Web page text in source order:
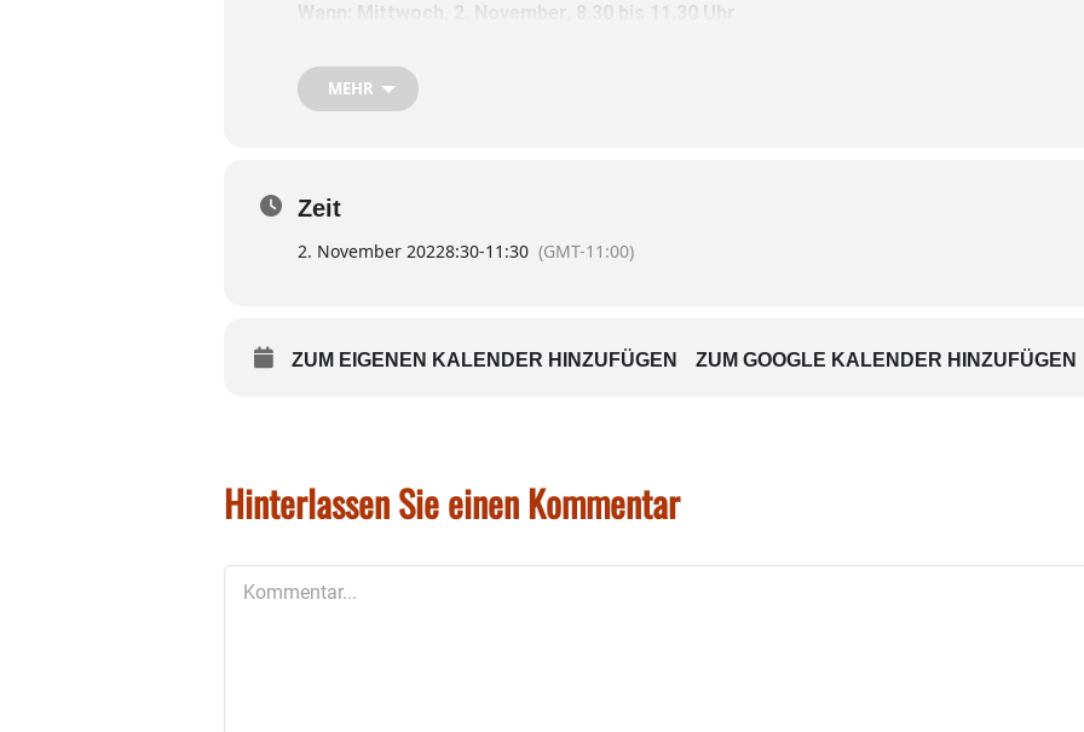
Wann: Mittwoch, 2. November, 8.30 bis 11.30 Uhr
Wo: Willi-Ernst-Ring 27, Wasserburg
Bitte anmelden unter der 08071/9035530.
MEHR
Zeit
2. November 20228:30-11:30 (GMT-11:00)
ZUM EIGENEN KALENDER HINZUFÜGEN ZUM GOOGLE KALENDER HINZUFÜGEN
Hinterlassen Sie einen Kommentar